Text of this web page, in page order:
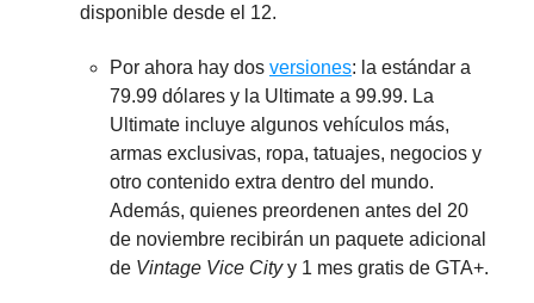
disponible desde el 12.
Por ahora hay dos versiones: la estándar a
79.99 dólares y la Ultimate a 99.99. La
Ultimate incluye algunos vehículos más,
armas exclusivas, ropa, tatuajes, negocios y
otro contenido extra dentro del mundo.
Además, quienes preordenen antes del 20
de noviembre recibirán un paquete adicional
de Vintage Vice Cityy 1 mes gratis de GTA+.